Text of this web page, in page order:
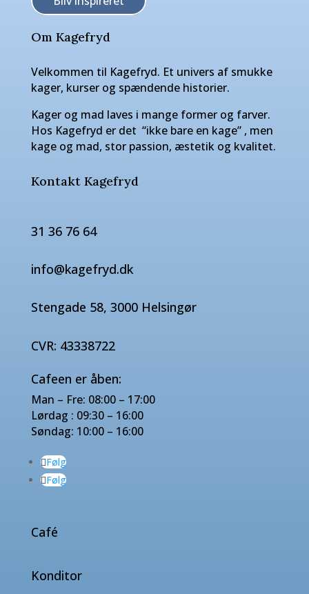
Om Kagefryd
Velkommen til Kagefryd. Et univers af smukke
kager, kurser og spændende historier.
Kager og mad laves i mange former og farver.
Hos Kagefryd er det “ikke bare en kage” , men
kage og mad, stor passion, æstetik og kvalitet.
Kontakt Kagefryd
31 36 76 64
info@kagefryd.dk
Stengade 58, 3000 Helsingør
CVR: 43338722
Cafeen er åben:
Man – Fre: 08:00 – 17:00
Lørdag : 09:30 – 16:00
Søndag: 10:00 – 16:00
Følg
Følg
Café
Konditor